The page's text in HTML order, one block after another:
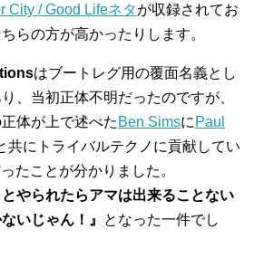
City / Good Lifeネタが収録されてお
らの方が高かったりします。
はブートレグ用の覆面名義とし
、当初正体不明だったのですが、
体が上で述べた Ben SimsにPaul
共にトライバルテクノに貢献してい
たことが分かりました。
とやられたらアマは出来ることない
いじゃん！』
となった一件でし